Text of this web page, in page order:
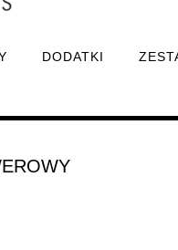
DODATKI